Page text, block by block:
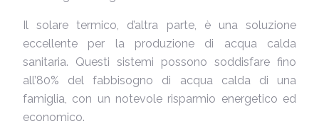
Il solare termico, d’altra parte, è una soluzione
eccellente per la produzione di acqua calda
sanitaria. Questi sistemi possono soddisfare fino
all’80% del fabbisogno di acqua calda di una
famiglia, con un notevole risparmio energetico ed
economico.